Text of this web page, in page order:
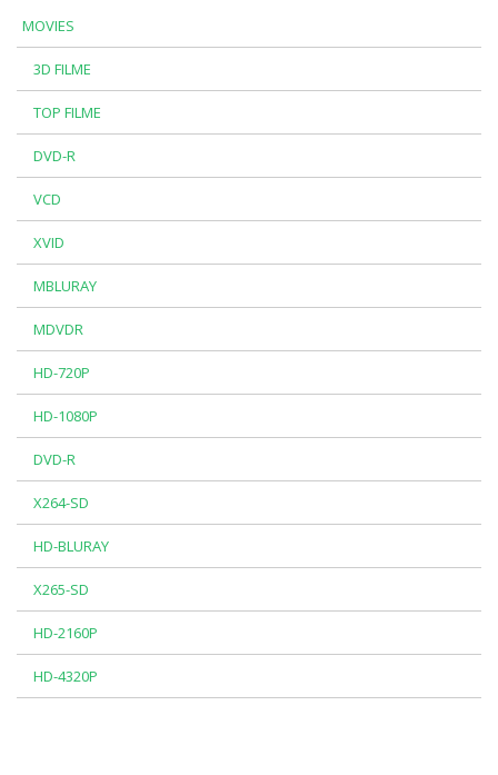
MOVIES
3D FILME
TOP FILME
DVD-R
VCD
XVID
MBLURAY
MDVDR
HD-720P
HD-1080P
DVD-R
X264-SD
HD-BLURAY
X265-SD
HD-2160P
HD-4320P